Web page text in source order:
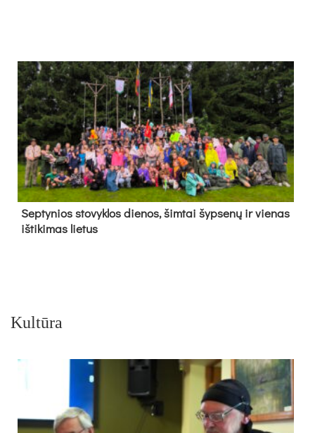
Sep­ty­nios sto­vyk­los die­nos, šim­tai šyp­se­nų ir vie­nas
iš­ti­ki­mas lie­tus
Kultūra